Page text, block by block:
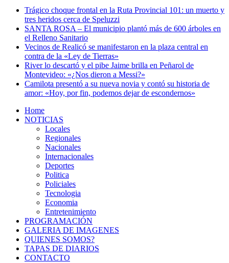
Trágico choque frontal en la Ruta Provincial 101: un muerto y
tres heridos cerca de Speluzzi
SANTA ROSA – El municipio plantó más de 600 árboles en
el Relleno Sanitario
Vecinos de Realicó se manifestaron en la plaza central en
contra de la «Ley de Tierras»
River lo descartó y el pibe Jaime brilla en Peñarol de
Montevideo: «¿Nos dieron a Messi?»
Camilota presentó a su nueva novia y contó su historia de
amor: «Hoy, por fin, podemos dejar de escondernos»
Home
NOTICIAS
Locales
Regionales
Nacionales
Internacionales
Deportes
Politica
Policiales
Tecnologia
Economia
Entretenimiento
PROGRAMACIÓN
GALERIA DE IMAGENES
QUIENES SOMOS?
TAPAS DE DIARIOS
CONTACTO